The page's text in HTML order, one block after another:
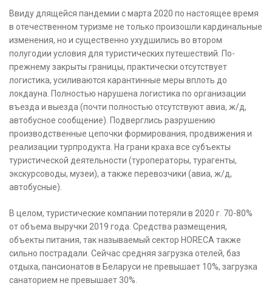
Ввиду длящейся пандемии с марта 2020 по настоящее время
в отечественном туризме не только произошли кардинальные
изменения, но и существенно ухудшились во втором
полугодии условия для туристических путешествий. По-
прежнему закрыты границы, практически отсутствует
логистика, усиливаются карантинные меры вплоть до
локдауна. Полностью нарушена логистика по организации
въезда и выезда (почти полностью отсутствуют авиа, ж/д,
автобусное сообщение). Подверглись разрушению
производственные цепочки формирования, продвижения и
реализации турпродукта. На грани краха все субъекты
туристической деятельности (туроператоры, турагенты,
экскурсоводы, музеи), а также перевозчики (авиа, ж/д,
автобусные).
В целом, туристические компании потеряли в 2020 г. 70-80%
от объема выручки 2019 года. Cредства размещения,
объекты питания, так называемый сектор HORECA также
сильно пострадали. Сейчас средняя загрузка отелей, баз
отдыха, пансионатов в Беларуси не превышает 10%, загрузка
санаторием не превышает 30%.